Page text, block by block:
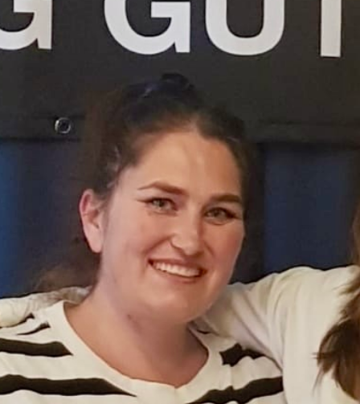
Moderation: Ligia Vogt
Technik: Alexandra Frey
PODCAST ABONNIEREN
Details zum PodcastNosotras Radio